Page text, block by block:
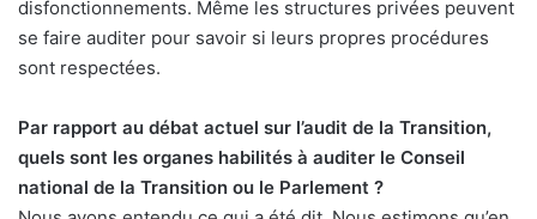
disfonctionnements. Même les structures privées peuvent
se faire auditer pour savoir si leurs propres procédures
sont respectées.
Par rapport au débat actuel sur l’audit de la Transition,
quels sont les organes habilités à auditer le Conseil
national de la Transition ou le Parlement ?